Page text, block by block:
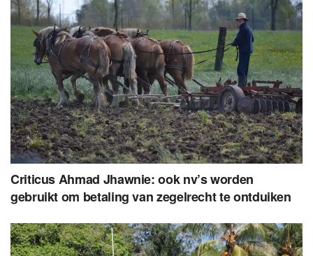
Criticus Ahmad Jhawnie: ook nv’s worden
gebruikt om betaling van zegelrecht te ontduiken